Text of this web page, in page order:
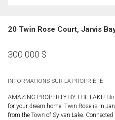
20 Twin Rose Court, Jarvis
300 000 $
INFORMATIONS SUR LA PROPRIÉTÉ
AMAZING PROPERTY BY THE LAKE!
for your dream home. Twin Rose is in
from the Town of Sylvan Lake.